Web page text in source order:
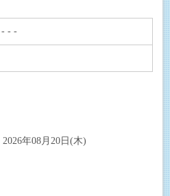
- - -
年08月20日(木)